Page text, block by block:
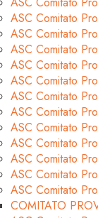
ASC Comitato
ASC Comitato
ASC Comitato
ASC Comitato
ASC Comitato
ASC Comitato
ASC Comitato
ASC Comitato
ASC Comitato
ASC Comitato
ASC Comitato
ASC Comitato
COMITATO